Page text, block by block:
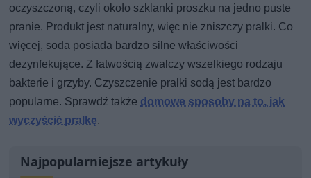
oczyszczoną, czyli około szklanki proszku na jedno puste
pranie. Produkt jest naturalny, więc nie zniszczy pralki. Co
więcej, soda posiada bardzo silne właściwości
dezynfekujące. Z łatwością zwalczy wszelkiego rodzaju
bakterie i grzyby. Czyszczenie pralki sodą jest bardzo
popularne. Sprawdź także domowe sposoby na to, jak
wyczyścić pralkę.
Najpopularniejsze artykuły